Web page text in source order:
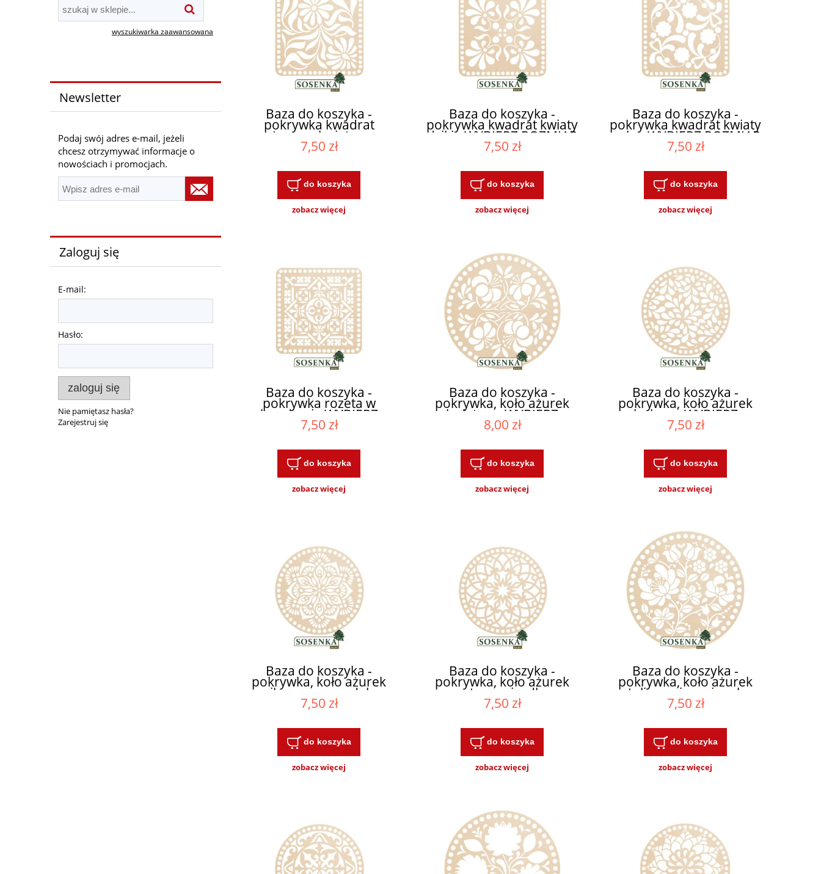
wyszukiwarka zaawansowana
Newsletter
Podaj swój adres e-mail, jeżeli
chcesz otrzymywać informacje o
nowościach i promocjach.
Zaloguj się
E-mail:
Hasło:
zaloguj się
Nie pamiętasz hasła?
Zarejestruj się
Baza do koszyka -
pokrywka kwadrat
ażurowy kwiatowy
WYBIERZ ROZMIAR
7,50 zł
do koszyka
zobacz więcej
Baza do koszyka -
pokrywka kwadrat kwiaty
dzikie WYBIERZ ROZMIAR
7,50 zł
do koszyka
zobacz więcej
Baza do koszyka -
pokrywka kwadrat kwiaty
polne WYBIERZ ROZMIAR
7,50 zł
do koszyka
zobacz więcej
Baza do koszyka -
pokrywka rozeta w
kwadracie WYBIERZ
ROZMIAR
7,50 zł
do koszyka
zobacz więcej
Baza do koszyka -
pokrywka, koło ażurek
kwiatowy WYBIERZ
ROZMIAR
8,00 zł
do koszyka
zobacz więcej
Baza do koszyka -
pokrywka, koło ażurek
łezkowy WYBIERZ
ROZMIAR
7,50 zł
do koszyka
zobacz więcej
Baza do koszyka -
pokrywka, koło ażurek
pikowana mandala
WYBIERZ ROZMIAR
7,50 zł
do koszyka
zobacz więcej
Baza do koszyka -
pokrywka, koło ażurek
rozeta z gwiazdką w
środku WYBIERZ
ROZMIAR
7,50 zł
do koszyka
zobacz więcej
Baza do koszyka -
pokrywka, koło ażurek
tulipany i rumianek
WYBIERZ ROZMIAR
7,50 zł
do koszyka
zobacz więcej